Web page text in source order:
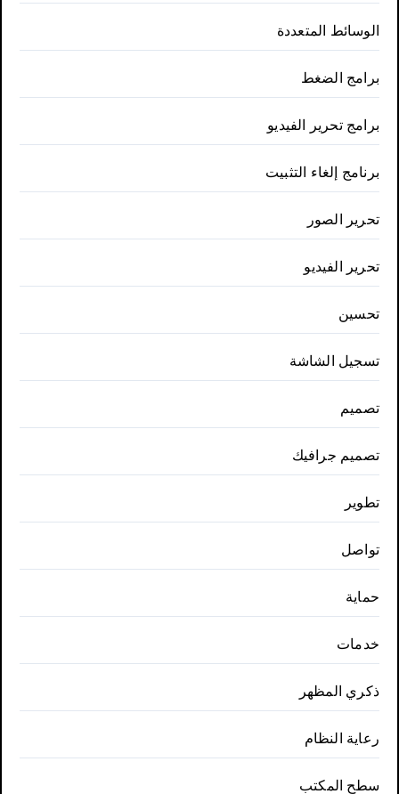
الوسائط المتعددة
برامج الضغط
برامج تحرير الفيديو
برنامج إلغاء التثبيت
تحرير الصور
تحرير الفيديو
تحسين
تسجيل الشاشة
تصميم
تصميم جرافيك
تطوير
تواصل
حماية
خدمات
ذكري المظهر
رعاية النظام
سطح المكتب